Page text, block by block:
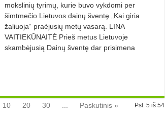
mokslinių tyrimų, kurie buvo vykdomi per
šimtmečio Lietuvos dainų šventę „Kai giria
žaliuoja“ praėjusių metų vasarą. LINA
VAITIEKŪNAITĖ Prieš metus Lietuvoje
skambėjusią Dainų šventę dar prisimena
Psl. 5 iš 54
10 20 30 Paskutinis »